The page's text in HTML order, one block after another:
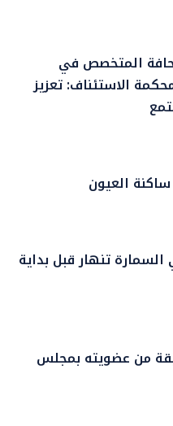
المتخصص في
الاستئناف: تعزيز
العيون
تنهار قبل بداية
من عضويته بمجلس